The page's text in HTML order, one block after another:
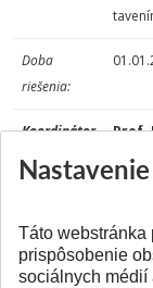
Doba
riešenia:
Koordinátor
projektu:
Prof.
Označenie
projektu:
SK-
Táto webstránka
prispôsobenie
sociálnych médií